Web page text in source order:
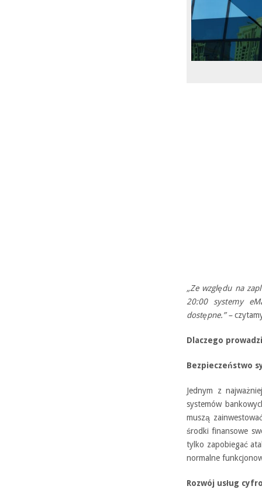
„Ze względu na
20:00 systemy
dostępne.” –
Dlaczego
Bezpieczeństwo
Jednym z
systemów
muszą
środki finansowe
tylko zapobiegać
normalne
Rozwój usług